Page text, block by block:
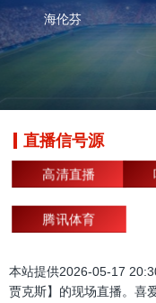
海伦芬
直播信号源
高清直播
腾讯体育
本站提供2026-05-17
贾克斯】的现场直播。喜